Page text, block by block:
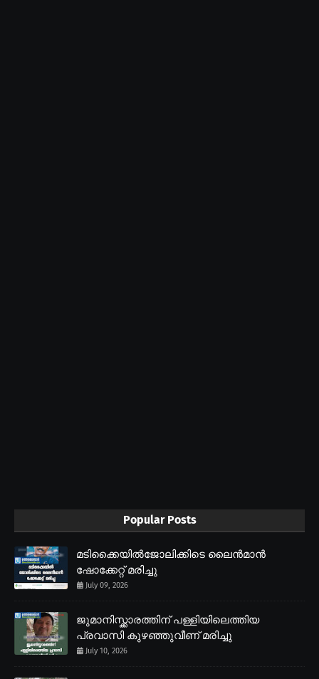
Popular Posts
മടിക്കൈയിൽജോലിക്കിടെ ലൈൻമാൻ
ഷോക്കേറ്റ് മരിച്ചു
July 09, 2026
ജുമാനിസ്ക്കാരത്തിന് പള്ളിയിലെത്തിയ
പ്രവാസി കുഴഞ്ഞുവീണ് മരിച്ചു
July 10, 2026